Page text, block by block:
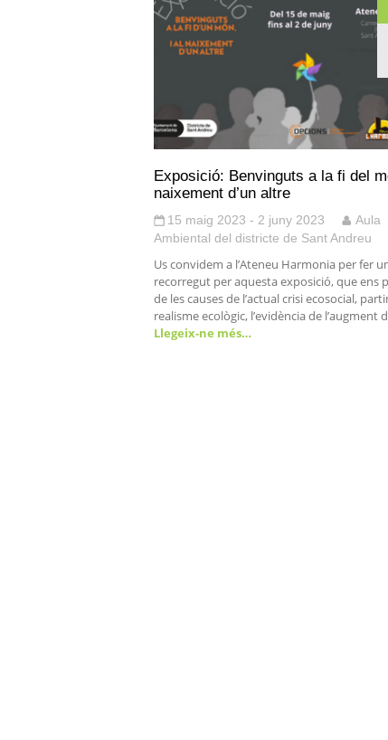
Exposició: Benvinguts a la fi del
naixement d’un altre
15 maig 2023 - 2 juny 2023
Aula
Ambiental del districte de Sant Andreu
Us convidem a l’Ateneu Harmonia per fer
recorregut per aquesta exposició, que ens
de les causes de l’actual crisi ecosocial,
realisme ecològic, l’evidència de l’augment
Llegeix-ne més…